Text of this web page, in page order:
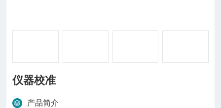
仪器校准
产品简介